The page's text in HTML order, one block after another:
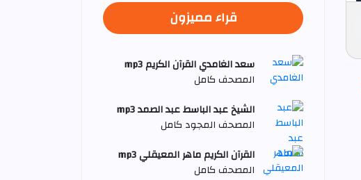
قراء مميزون
سعد الغامدي القرآن الكريم mp3
المصحف كامل
الشيخ عبد الباسط عبد الصمد mp3
المصحف المجود كامل
القرآن الكريم ماهر المعيقلي mp3
المصحف كامل